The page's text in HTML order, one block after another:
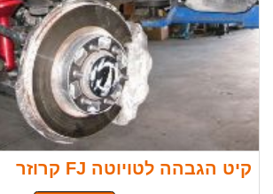
קיט הגבהה לטויוטה FJ קרוזר